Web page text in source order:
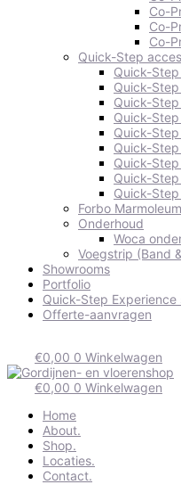
Co-
Co-
Co-
Quick-Step
Quick-
Quick-
Quick-
Quick-
Quick-
Quick-
Quick-
Quick-
Quick-
Forbo
Onderhoud
Woca
Voegstrip (Band
Showrooms
Portfolio
Quick-Step Experience
Offerte-aanvragen
€0,00 0 Winkelwagen
€0,00 0 Winkelwagen
Home
About.
Shop.
Locaties.
Contact.